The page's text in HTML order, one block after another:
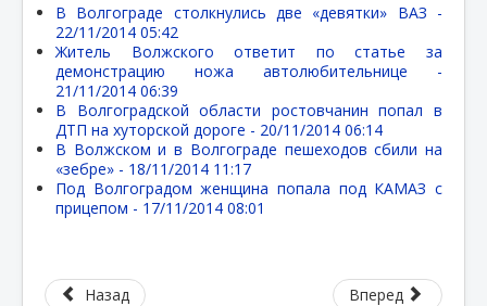
В Волгограде столкнулись две «девятки» ВАЗ -
22/11/2014 05:42
Житель Волжского ответит по статье за
демонстрацию ножа автолюбительнице -
21/11/2014 06:39
В Волгоградской области ростовчанин попал в
ДТП на хуторской дороге - 20/11/2014 06:14
В Волжском и в Волгограде пешеходов сбили на
«зебре» - 18/11/2014 11:17
Под Волгоградом женщина попала под КАМАЗ с
прицепом - 17/11/2014 08:01
Назад Вперед